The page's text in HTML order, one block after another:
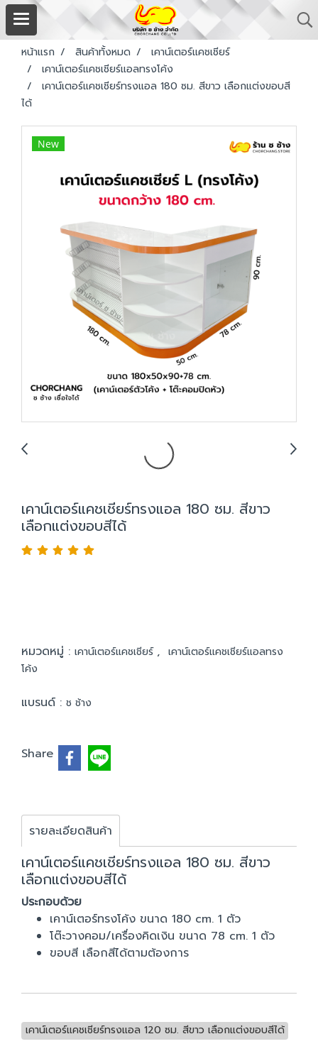
หน้าแรก สินค้าทั้งหมด
เคาน์เตอร์แคชเชียร์
เคาน์เตอร์แคชเชียร์แอลทรงโค้ง
เคาน์เตอร์แคชเชียร์ทรงแอล 180 ซม. สีขาว เลือกแต่งขอบสี
ได้
New
เคาน์เตอร์แคชเชียร์ทรงแอล 180 ซม. สีขาว
เลือกแต่งขอบสีได้
หมวดหมู่ : เคาน์เตอร์แคชเชียร์ , เคาน์เตอร์แคชเชียร์แอลทรง
โค้ง
แบรนด์ : ช ช้าง
Share
รายละเอียดสินค้า
เคาน์เตอร์แคชเชียร์ทรงแอล 180 ซม. สีขาว
เลือกแต่งขอบสีได้
ประกอบด้วย
เคาน์เตอร์ทรงโค้ง ขนาด 180 cm. 1 ตัว
โต๊ะวางคอม/เครื่องคิดเงิน ขนาด 78 cm. 1 ตัว
ขอบสี เลือกสีได้ตามต้องการ
เคาน์เตอร์แคชเชียร์ทรงแอล 120 ซม. สีขาว เลือกแต่งขอบสีได้